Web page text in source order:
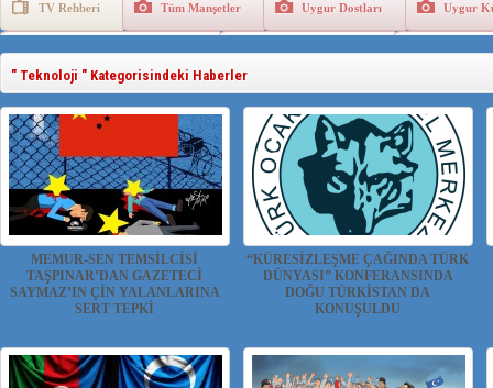
ÇİN’İN UYGUR POLİTİKALARINI ÖVEN DİYANET
MHP’DEN URUMÇİ KATLİAMI MESAJİ : 05.07.2009
TV Rehberi Tüm Manşetler Uygur Dostları Uygur
Uygurlarda Düğün ve Cenaze Uygur Geleneksel Tip Uygur
" Teknoloji " Kategorisindeki Haberler
MEMUR-SEN TEMSİLCİSİ
TAŞPINAR’DAN GAZETECİ
SAYMAZ’IN ÇİN YALANLARINA
SERT TEPKİ
“KÜRESİZLEŞME ÇAĞINDA TÜRK
DÜNYASI” KONFERANSINDA
DOĞU TÜRKİSTAN DA
KONUŞULDU